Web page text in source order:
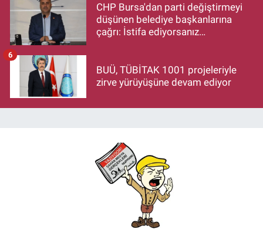
CHP Bursa'dan parti değiştirmeyi
düşünen belediye başkanlarına
çağrı: İstifa ediyorsanız
BUÜ, TÜBİTAK 1001 projeleriyle
zirve yürüyüşüne devam ediyor
6